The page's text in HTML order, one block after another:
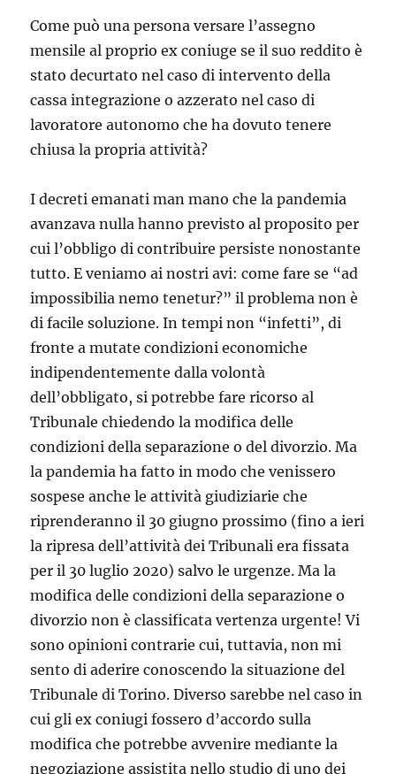
Come può una persona versare l’assegno
mensile al proprio ex coniuge se il suo reddito è
stato decurtato nel caso di intervento della
cassa integrazione o azzerato nel caso di
lavoratore autonomo che ha dovuto tenere
chiusa la propria attività?
I decreti emanati man mano che la pandemia
avanzava nulla hanno previsto al proposito per
cui l’obbligo di contribuire persiste nonostante
tutto. E veniamo ai nostri avi: come fare se “ad
impossibilia nemo tenetur?” il problema non è
di facile soluzione. In tempi non “infetti”, di
fronte a mutate condizioni economiche
indipendentemente dalla volontà
dell’obbligato, si potrebbe fare ricorso al
Tribunale chiedendo la modifica delle
condizioni della separazione o del divorzio. Ma
la pandemia ha fatto in modo che venissero
sospese anche le attività giudiziarie che
riprenderanno il 30 giugno prossimo (fino a ieri
la ripresa dell’attività dei Tribunali era fissata
per il 30 luglio 2020) salvo le urgenze. Ma la
modifica delle condizioni della separazione o
divorzio non è classificata vertenza urgente! Vi
sono opinioni contrarie cui, tuttavia, non mi
sento di aderire conoscendo la situazione del
Tribunale di Torino. Diverso sarebbe nel caso in
cui gli ex coniugi fossero d’accordo sulla
modifica che potrebbe avvenire mediante la
negoziazione assistita nello studio di uno dei